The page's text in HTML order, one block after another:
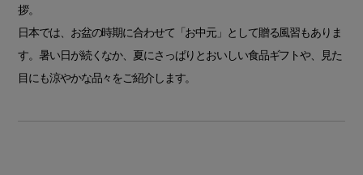
拶。
日本では、お盆の時期に合わせて「お中元」として贈る風習もありま
す。暑い日が続くなか、夏にさっぱりとおいしい食品ギフトや、見た
目にも涼やかな品々をご紹介します。